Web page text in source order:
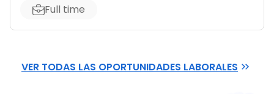
Full time
VER TODAS LAS OPORTUNIDADES LABORALES